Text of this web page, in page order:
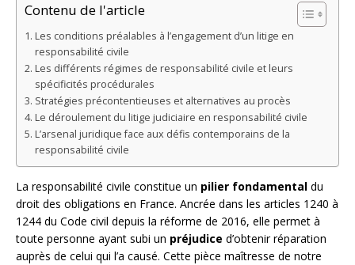
Contenu de l'article
Les conditions préalables à l’engagement d’un litige en
responsabilité civile
Les différents régimes de responsabilité civile et leurs
spécificités procédurales
Stratégies précontentieuses et alternatives au procès
Le déroulement du litige judiciaire en responsabilité civile
L’arsenal juridique face aux défis contemporains de la
responsabilité civile
La responsabilité civile constitue un pilier fondamental du
droit des obligations en France. Ancrée dans les articles 1240 à
1244 du Code civil depuis la réforme de 2016, elle permet à
toute personne ayant subi un préjudice d’obtenir réparation
auprès de celui qui l’a causé. Cette pièce maîtresse de notre